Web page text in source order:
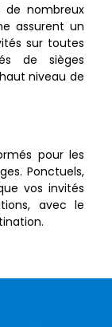
de nombreux
assurent un
sur toutes
de sièges
niveau de
pour les
Ponctuels,
vos invités
avec le